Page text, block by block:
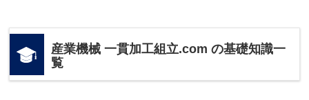
産業機械 一貫加工組立.com の基礎知識一
覧